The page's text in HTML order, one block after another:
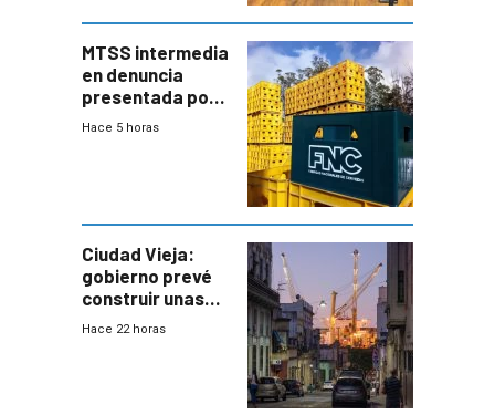
MTSS intermedia
en denuncia
presentada por
FNC contra
Hace 5 horas
Ciudad Vieja:
gobierno prevé
construir unas
mil viviendas en
Hace 22 horas